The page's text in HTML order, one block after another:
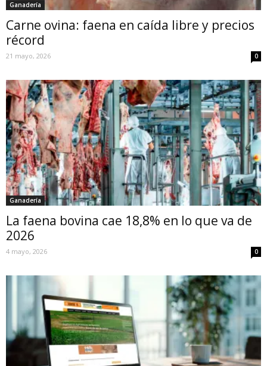
Ganadería
Carne ovina: faena en caída libre y precios
récord
21 mayo, 2026 0
Ganadería
La faena bovina cae 18,8% en lo que va de
2026
4 mayo, 2026 0